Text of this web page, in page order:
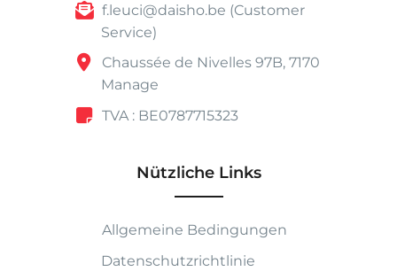
f.leuci@daisho.be (Customer
Service)
Chaussée de Nivelles 97B, 7170
Manage
TVA : BE0787715323
Nützliche Links
Allgemeine Bedingungen
Datenschutzrichtlinie